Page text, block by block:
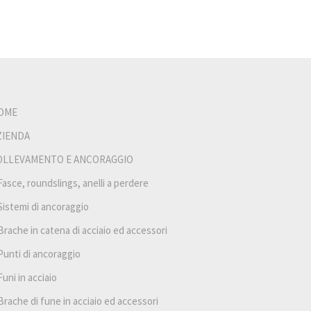
E ANCORAGGIO
roundslings, anelli a perdere
di ancoraggio
in catena di acciaio ed accessori
di ancoraggio
in acciaio
di fune in acciaio ed accessori